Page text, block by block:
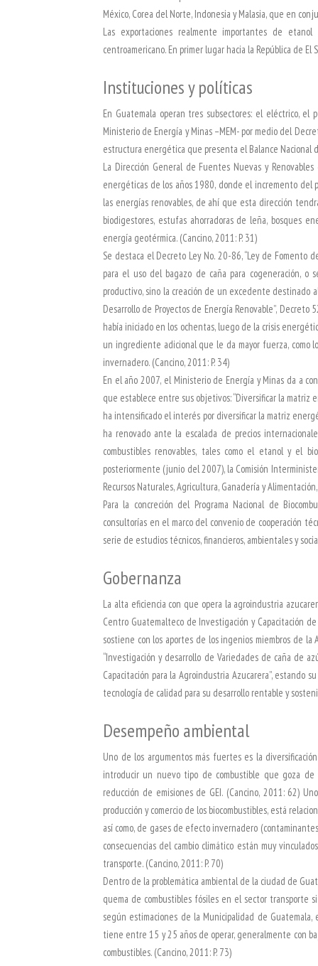
México, Corea del Norte, Indonesia y Malasia, que en
Las exportaciones realmente importantes de
centroamericano. En primer lugar hacia la República de El
Instituciones y políticas
En Guatemala operan tres subsectores: el eléctrico,
Ministerio de Energía y Minas –MEM- por medio del
estructura energética que presenta el Balance Nacional
La Dirección General de Fuentes Nuevas y
energéticas de los años 1980, donde el incremento del
las energías renovables, de ahí que esta dirección
biodigestores, estufas ahorradoras de leña, bosques
energía geotérmica. (Cancino, 2011: P. 31)
Se destaca el Decreto Ley No. 20-86, “Ley de Fomento
para el uso del bagazo de caña para cogeneración, o
productivo, sino la creación de un excedente destinado
Desarrollo de Proyectos de Energía Renovable”,
había iniciado en los ochentas, luego de la crisis
un ingrediente adicional que le da mayor fuerza, como
invernadero. (Cancino, 2011: P. 34)
En el año 2007, el Ministerio de Energía y Minas da a
que establece entre sus objetivos: “Diversificar la matriz
ha intensificado el interés por diversificar la matriz
ha renovado ante la escalada de precios
combustibles renovables, tales como el etanol y el
posteriormente (junio del 2007), la Comisión
Recursos Naturales, Agricultura, Ganadería y
Para la concreción del Programa Nacional de
consultorías en el marco del convenio de cooperación
serie de estudios técnicos, financieros, ambientales y
Gobernanza
La alta eficiencia con que opera la agroindustria
Centro Guatemalteco de Investigación y Capacitación
sostiene con los aportes de los ingenios miembros de la
“Investigación y desarrollo de Variedades de caña de
Capacitación para la Agroindustria Azucarera”, estando
tecnología de calidad para su desarrollo rentable y
Desempeño ambiental
Uno de los argumentos más fuertes es la
introducir un nuevo tipo de combustible que goza
reducción de emisiones de GEI. (Cancino, 2011: 62)
producción y comercio de los biocombustibles, está
así como, de gases de efecto invernadero
consecuencias del cambio climático están muy
transporte. (Cancino, 2011: P. 70)
Dentro de la problemática ambiental de la ciudad de
quema de combustibles fósiles en el sector
según estimaciones de la Municipalidad de
tiene entre 15 y 25 años de operar, generalmente con
combustibles. (Cancino, 2011: P. 73)